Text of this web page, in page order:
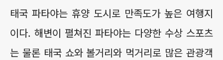
태국 파타야는 휴양 도시로 만족도가 높은 여행지
이다. 해변이 펼쳐진 파타야는 다양한 수상 스포츠
는 물론 태국 쇼와 볼거리와 먹거리로 많은 관광객